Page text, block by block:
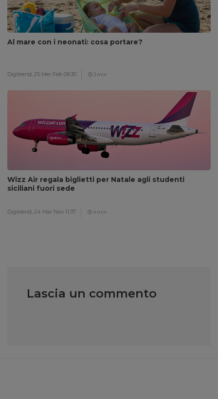
Al mare con i neonati: cosa portare?
Digitrend, 25 Mer Feb 09:30 3 min
Wizz Air regala biglietti per Natale agli studenti
siciliani fuori sede
Digitrend, 24 Mar Nov 11:37 4 min
Lascia un commento